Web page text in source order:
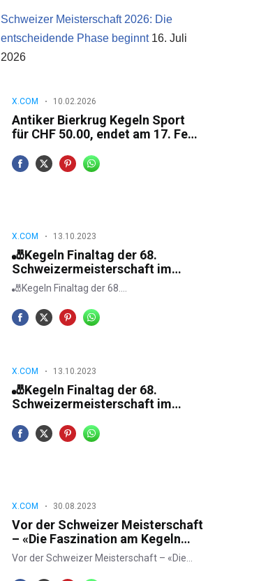
Schweizer Meisterschaft 2026: Die
entscheidende Phase beginnt 16. Juli
2026